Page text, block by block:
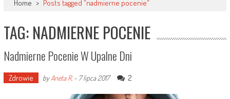
Home > Posts tagged "nadmierne pocenie"
TAG: NADMIERNE POCENIE
Nadmierne Pocenie W Upalne Dni
Zdrowie byAneta R.- 7 lipca 2017 2